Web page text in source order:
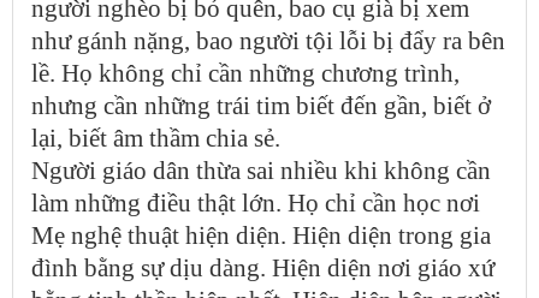
người nghèo bị bỏ quên, bao cụ già bị xem
như gánh nặng, bao người tội lỗi bị đẩy ra bên
lề. Họ không chỉ cần những chương trình,
nhưng cần những trái tim biết đến gần, biết ở
lại, biết âm thầm chia sẻ.
Người giáo dân thừa sai nhiều khi không cần
làm những điều thật lớn. Họ chỉ cần học nơi
Mẹ nghệ thuật hiện diện. Hiện diện trong gia
đình bằng sự dịu dàng. Hiện diện nơi giáo xứ